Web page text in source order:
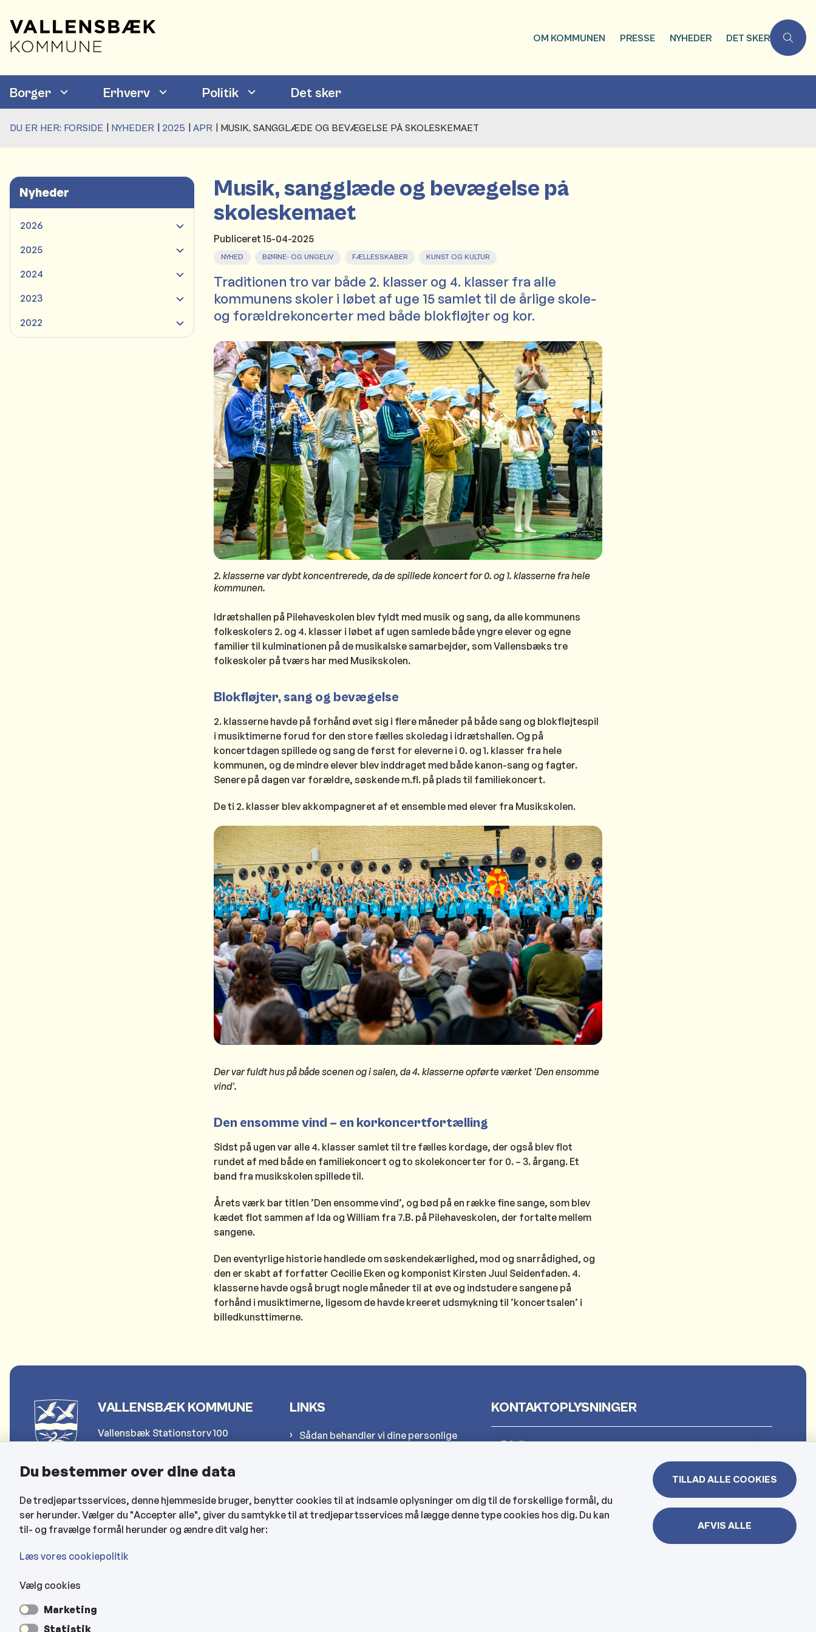
OM KOMMUNEN PRESSE NYHEDER DET SKER
Borger Erhverv Politik Det sker
DU ER HER: FORSIDE NYHEDER 2025 APR MUSIK, SANGGLÆDE OG BEVÆGELSE PÅ SKOLESKEMAET
Nyheder
2026
2025
2024
2023
2022
Musik, sangglæde og bevægelse på
skoleskemaet
Publiceret15-04-2025
NYHED BØRNE- OG UNGELIV FÆLLESSKABER KUNST OG KULTUR
Traditionen tro var både 2. klasser og 4. klasser fra alle
kommunens skoler i løbet af uge 15 samlet til de årlige skole-
og forældrekoncerter med både blokfløjter og kor.
2. klasserne var dybt koncentrerede, da de spillede koncert for 0. og 1. klasserne fra hele
kommunen.
Idrætshallen på Pilehaveskolen blev fyldt med musik og sang, da alle kommunens
folkeskolers 2. og 4. klasser i løbet af ugen samlede både yngre elever og egne
familier til kulminationen på de musikalske samarbejder, som Vallensbæks tre
folkeskoler på tværs har med Musikskolen.
Blokfløjter, sang og bevægelse
2. klasserne havde på forhånd øvet sig i flere måneder på både sang og blokfløjtespil
i musiktimerne forud for den store fælles skoledag i idrætshallen. Og på
koncertdagen spillede og sang de først for eleverne i 0. og 1. klasser fra hele
kommunen, og de mindre elever blev inddraget med både kanon-sang og fagter.
Senere på dagen var forældre, søskende m.fl. på plads til familiekoncert.
De ti 2. klasser blev akkompagneret af et ensemble med elever fra Musikskolen.
Der var fuldt hus på både scenen og i salen, da 4. klasserne opførte værket 'Den ensomme
vind'.
Den ensomme vind – en korkoncertfortælling
Sidst på ugen var alle 4. klasser samlet til tre fælles kordage, der også blev flot
rundet af med både en familiekoncert og to skolekoncerter for 0. – 3. årgang. Et
band fra musikskolen spillede til.
Årets værk bar titlen ’Den ensomme vind’, og bød på en række fine sange, som blev
kædet flot sammen af Ida og William fra 7.B. på Pilehaveskolen, der fortalte mellem
sangene.
Den eventyrlige historie handlede om søskendekærlighed, mod og snarrådighed, og
den er skabt af forfatter Cecilie Eken og komponist Kirsten Juul Seidenfaden. 4.
klasserne havde også brugt nogle måneder til at øve og indstudere sangene på
forhånd i musiktimerne, ligesom de havde kreeret udsmykning til ’koncertsalen’ i
billedkunsttimerne.
VALLENSBÆK KOMMUNE
Vallensbæk Stationstorv 100
Telefon: 4797 4000
Send sikker post (for borgere)
Send sikker post (for erhverv)
kommune@vallensbaek.dk
LINKS
Sådan behandler vi dine personlige
CVR og bankoplysninger
KONTAKTOPLYSNINGER
Rådhuset
Hjemmeplejen og hjemmesygeplejen
Du bestemmer over dine data
De tredjepartsservices, denne hjemmeside bruger, benytter cookies til at indsamle oplysninger om dig til de forskellige formål, du
ser herunder. Vælger du "Accepter alle", giver du samtykke til at tredjepartsservices må lægge denne type cookies hos dig. Du kan
til- og fravælge formål herunder og ændre dit valg her:
Læs vores cookiepolitik
Vælg cookies
Marketing
Statistik
TILLAD ALLE COOKIES
AFVIS ALLE